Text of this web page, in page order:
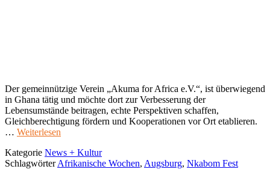
Der gemeinnützige Verein „Akuma for Africa e.V.“, ist überwiegend
in Ghana tätig und möchte dort zur Verbesserung der
Lebensumstände beitragen, echte Perspektiven schaffen,
Gleichberechtigung fördern und Kooperationen vor Ort etablieren.
… Weiterlesen
Kategorie News + Kultur
SchlagwörterAfrikanische Wochen, Augsburg, Nkabom Fest